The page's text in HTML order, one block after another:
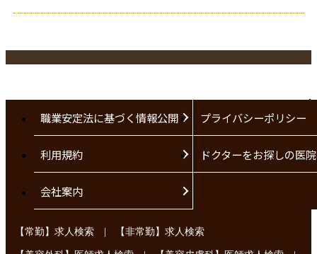
職業安定法に基づく情報公開 プライバシーポリシー
利用規約 ドクターをお探しの医
会社案内
【常勤】求人検索 | 【非常勤】求人検索